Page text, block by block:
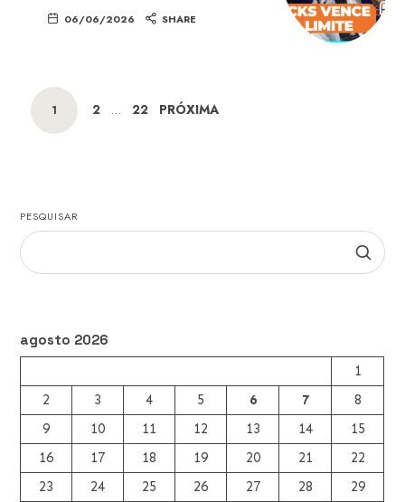
06/06/2026 SHARE
Posts
navigation
PAGE
1 PAGE
2 … PAGE
22 PRÓXIMA
PESQUISAR
agosto 2026
1
2
3 4 5 6 7
8
9
10 11 12 13 14
15
16
17 18 19 20 21
22
23
24 25 26 27 28 29